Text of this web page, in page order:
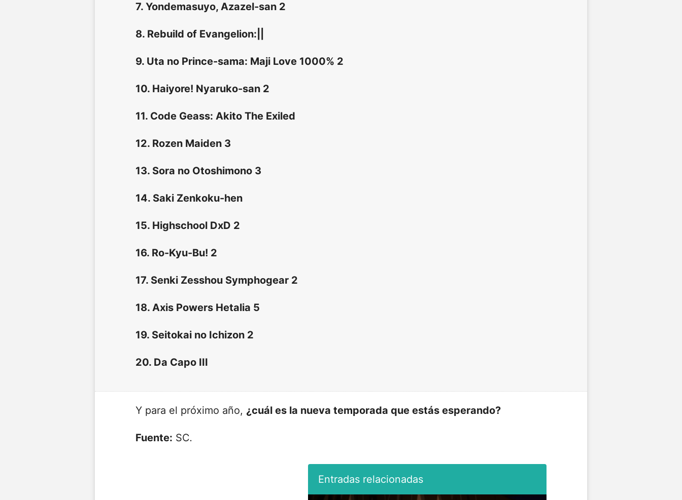
7. Yondemasuyo, Azazel-san 2
8. Rebuild of Evangelion:||
9. Uta no Prince-sama: Maji Love 1000% 2
10. Haiyore! Nyaruko-san 2
11. Code Geass: Akito The Exiled
12. Rozen Maiden 3
13. Sora no Otoshimono 3
14. Saki Zenkoku-hen
15. Highschool DxD 2
16. Ro-Kyu-Bu! 2
17. Senki Zesshou Symphogear 2
18. Axis Powers Hetalia 5
19. Seitokai no Ichizon 2
20. Da Capo III
Y para el próximo año, ¿cuál es la nueva temporada que estás esperando?
Fuente: SC.